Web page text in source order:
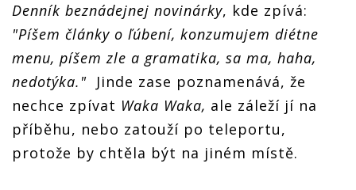
Denník beznádejnej novinárky, kde zpívá:
"Píšem články o ľúbení, konzumujem diétne
menu, píšem zle a gramatika, sa ma, haha,
nedotýka." Jinde zase poznamenává, že
nechce zpívat Waka Waka, ale záleží jí na
příběhu, nebo zatouží po teleportu,
protože by chtěla být na jiném místě.